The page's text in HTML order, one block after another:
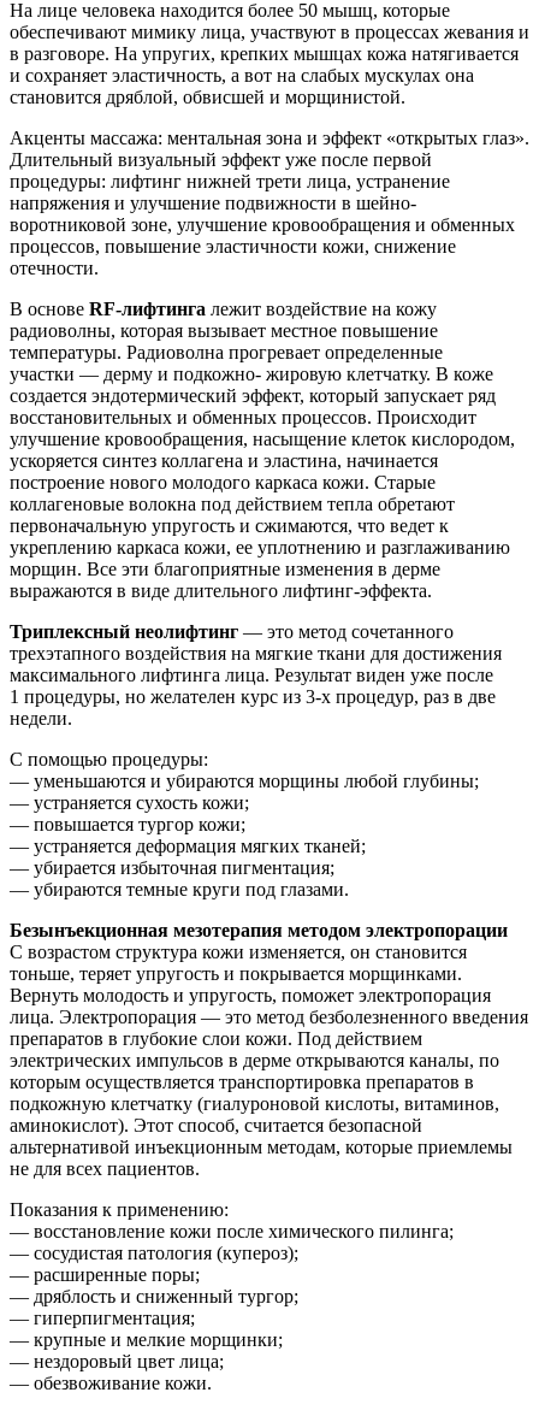
На лице человека находится более 50 мышц, которые
обеспечивают мимику лица, участвуют в процессах жевания и
в разговоре. На упругих, крепких мышцах кожа натягивается
и сохраняет эластичность, а вот на слабых мускулах она
становится дряблой, обвисшей и морщинистой.
Акценты массажа: ментальная зона и эффект «открытых глаз».
Длительный визуальный эффект уже после первой
процедуры: лифтинг нижней трети лица, устранение
напряжения и улучшение подвижности в шейно-
воротниковой зоне, улучшение кровообращения и обменных
процессов, повышение эластичности кожи, снижение
отечности.
В основе RF-лифтинга лежит воздействие на кожу
радиоволны, которая вызывает местное повышение
температуры. Радиоволна прогревает определенные
участки — дерму и подкожно- жировую клетчатку. В коже
создается эндотермический эффект, который запускает ряд
восстановительных и обменных процессов. Происходит
улучшение кровообращения, насыщение клеток кислородом,
ускоряется синтез коллагена и эластина, начинается
построение нового молодого каркаса кожи. Старые
коллагеновые волокна под действием тепла обретают
первоначальную упругость и сжимаются, что ведет к
укреплению каркаса кожи, ее уплотнению и разглаживанию
морщин. Все эти благоприятные изменения в дерме
выражаются в виде длительного лифтинг-эффекта.
Триплексный неолифтинг — это метод сочетанного
трехэтапного воздействия на мягкие ткани для достижения
максимального лифтинга лица. Результат виден уже после
1 процедуры, но желателен курс из 3-х процедур, раз в две
недели.
С помощью процедуры:
— уменьшаются и убираются морщины любой глубины;
— устраняется сухость кожи;
— повышается тургор кожи;
— устраняется деформация мягких тканей;
— убирается избыточная пигментация;
— убираются темные круги под глазами.
Безынъекционная мезотерапия методом электропорации
С возрастом структура кожи изменяется, он становится
тоньше, теряет упругость и покрывается морщинками.
Вернуть молодость и упругость, поможет электропорация
лица. Электропорация — это метод безболезненного введения
препаратов в глубокие слои кожи. Под действием
электрических импульсов в дерме открываются каналы, по
которым осуществляется транспортировка препаратов в
подкожную клетчатку (гиалуроновой кислоты, витаминов,
аминокислот). Этот способ, считается безопасной
альтернативой инъекционным методам, которые приемлемы
не для всех пациентов.
Показания к применению:
— восстановление кожи после химического пилинга;
— сосудистая патология (купероз);
— расширенные поры;
— дряблость и сниженный тургор;
— гиперпигментация;
— крупные и мелкие морщинки;
— нездоровый цвет лица;
— обезвоживание кожи.